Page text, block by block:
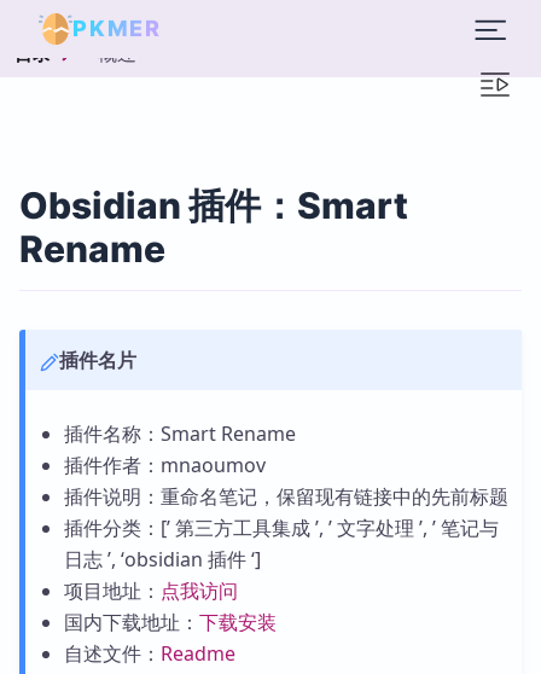
PKMER
目录 概述
Obsidian 插件：Smart
Rename
插件名片
插件名称：Smart Rename
插件作者：mnaoumov
插件说明：重命名笔记，保留现有链接中的先前标题
插件分类：[’ 第三方工具集成 ’, ’ 文字处理 ’, ’ 笔记与
日志 ’, ‘obsidian 插件 ‘]
项目地址： 点我访问
国内下载地址： 下载安装
自述文件： Readme